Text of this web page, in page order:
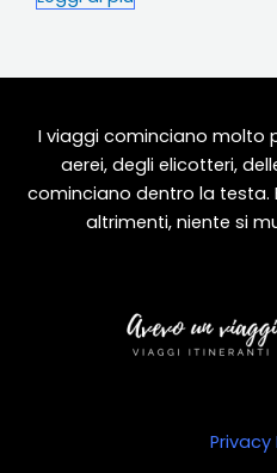
I viaggi cominciano molto
aerei, degli elicotteri,
cominciano dentro la testa.
altrimenti, niente si
Privacy